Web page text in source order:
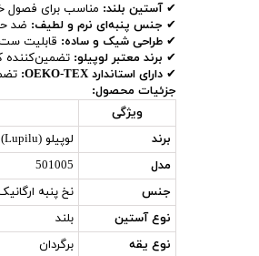
✔آستین بلند: مناسب برای فصول
✔ جنس پنبه‌ای نرم و لطیف: ضد
✔ طراحی شیک و ساده: قابلیت
✔ برند معتبر لوپیلو:
✔ دارای استاندارد OEKO-TEX:
جزئیات محصول:
ویژگی
برند
لوپیلو (Lupilu)
مدل
501005
جنس
نخ پنبه
نوع آستین
بلند
نوع یقه
برگردان